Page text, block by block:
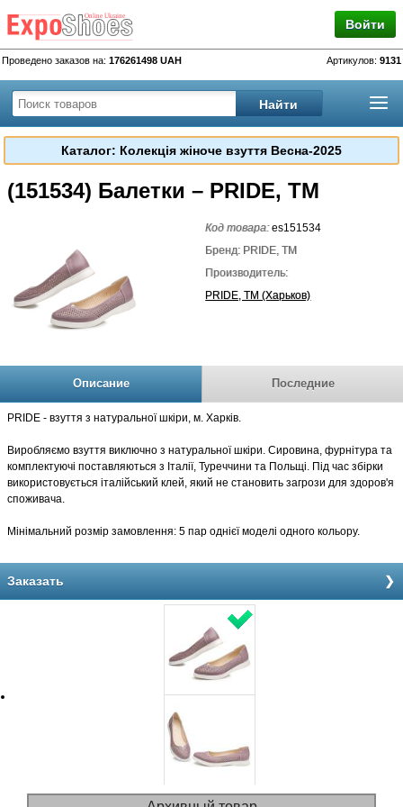
Войти
Проведено заказов на: 176261498 UAH Артикулов: 9131
Каталог: Колекція жіноче взуття Весна-2025
(151534) Балетки – PRIDE, TM
Код товара:es151534
Бренд: PRIDE, TM
Производитель:
PRIDE, TM (Харьков)
Описание Последние
PRIDE - взуття з натуральної шкіри, м. Харків.
Виробляємо взуття виключно з натуральної шкіри. Сировина, фурнітура та
комплектуючі поставляються з Італії, Туреччини та Польщі. Під час збірки
використовується італійський клей, який не становить загрози для здоров'я
споживача.
Мінімальний розмір замовлення: 5 пар однієї моделі одного кольору.
Заказать